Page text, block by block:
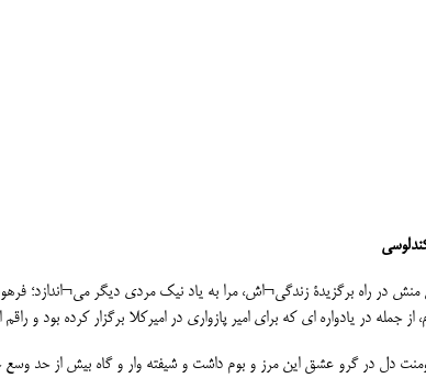
منش در راه برگزیدۀ زندگی¬اش، مرا به یاد نیک مردی دیگر می¬اندازد؛
از جمله در یادواره ای که برای امیر پازواری در امیرکلا برگزار کرده بود و
دل در گرو عشق این مرز و بوم داشت و شیفته وار و گاه بیش از حد وسع